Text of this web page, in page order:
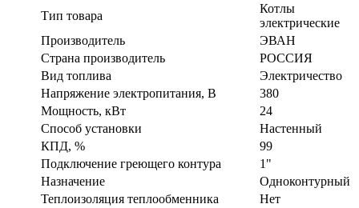
Тип товара
Котлы
электрические
Производитель
ЭВАН
Страна производитель
РОССИЯ
Вид топлива
Электричество
Напряжение электропитания, В
380
Мощность, кВт
24
Способ установки
Настенный
КПД, %
99
Подключение греющего контура
1"
Назначение
Одноконтурный
Теплоизоляция теплообменника
Нет